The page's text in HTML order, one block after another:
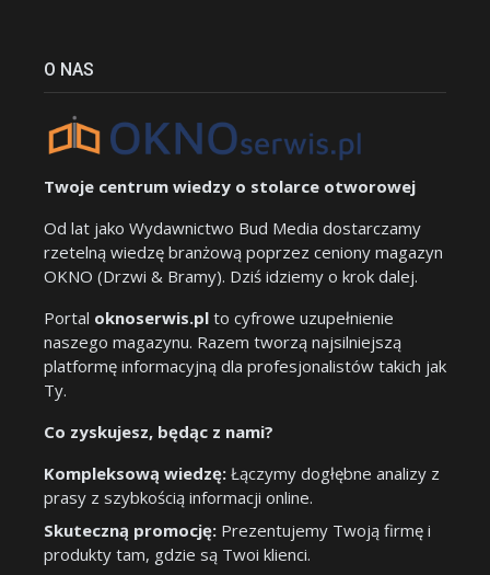
O NAS
Twoje centrum wiedzy o stolarce otworowej
Od lat jako Wydawnictwo Bud Media dostarczamy
rzetelną wiedzę branżową poprzez ceniony magazyn
OKNO (Drzwi & Bramy). Dziś idziemy o krok dalej.
Portal oknoserwis.pl to cyfrowe uzupełnienie
naszego magazynu. Razem tworzą najsilniejszą
platformę informacyjną dla profesjonalistów takich jak
Ty.
Co zyskujesz, będąc z nami?
Kompleksową wiedzę: Łączymy dogłębne analizy z
prasy z szybkością informacji online.
Skuteczną promocję: Prezentujemy Twoją firmę i
produkty tam, gdzie są Twoi klienci.